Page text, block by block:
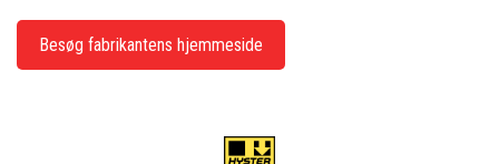
Besøg fabrikantens hjemmeside